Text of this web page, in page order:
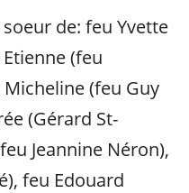
de: feu Yvette
(feu
(feu Guy
(Gérard St-
Jeannine Néron),
feu Edouard